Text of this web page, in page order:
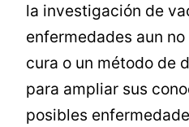
la investigación de
enfermedades aun
cura o un método de
para ampliar sus
posibles